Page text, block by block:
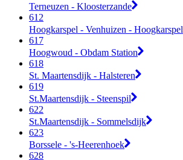
Terneuzen - Kloosterzande
612
Hoogkarspel - Venhuizen - Hoogkarspel
617
Hoogwoud - Obdam Station
618
St. Maartensdijk - Halsteren
619
St.Maartensdijk - Steenspil
622
St.Maartensdijk - Sommelsdijk
623
Borssele - 's-Heerenhoek
628